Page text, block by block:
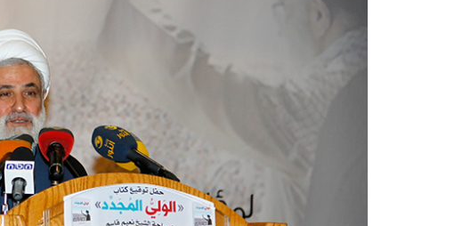
يعاهد الإمام الشهيد: لن
نترك ميدان الشرف
الطاغوت الأمريكي والإجرام
الصهيوني